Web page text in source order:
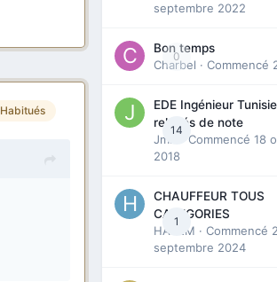
Habitués
septembre 2022
0
Bon temps
Charbel · Commencé
14
EDE Ingénieur
relevés de note
Jmili
· Commencé 18
2018
1
CHAUFFEUR TOUS
CATEGORIES
HAZEM · Commencé
septembre 2024